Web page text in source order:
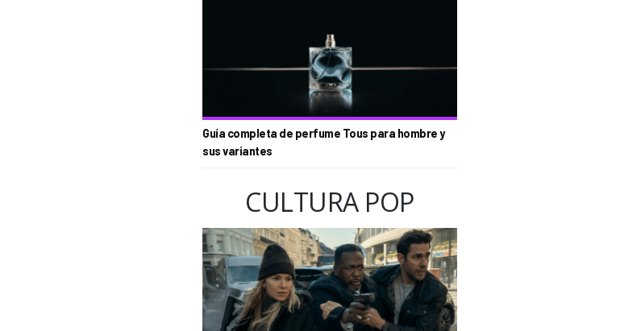
Guía completa de perfume Tous para hombre y
sus variantes
CULTURA POP